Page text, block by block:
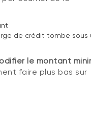
de crédit tombe sous
le montant
faire plus bas sur